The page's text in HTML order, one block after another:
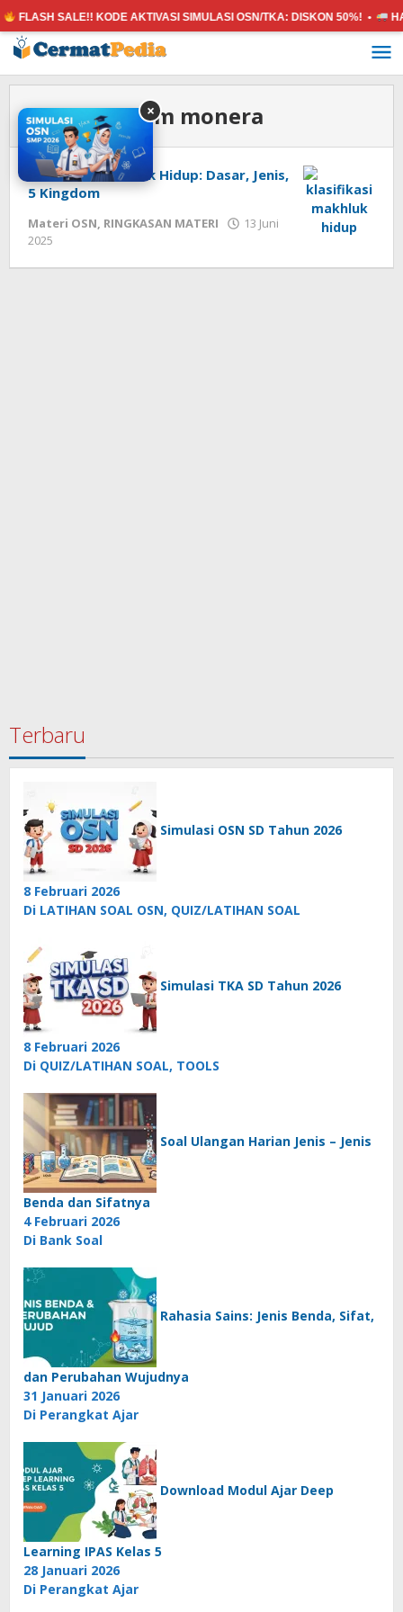
Lewati
ke
konten
FLASH SALE!! KODE AKTIVASI SIMULASI OSN/TKA:DISKON 50%! •
Tag:kingdom monera
Klasifikasi Makhluk Hidup: Dasar, Jenis,
5 Kingdom
Materi OSN, RINGKASAN MATERI
13 Juni
2025
Terbaru
Simulasi OSN SD Tahun 2026
8 Februari 2026
Di LATIHAN SOAL OSN, QUIZ/LATIHAN SOAL
Simulasi TKA SD Tahun 2026
8 Februari 2026
Di QUIZ/LATIHAN SOAL, TOOLS
Soal Ulangan Harian Jenis – Jenis
Benda dan Sifatnya
4 Februari 2026
Di Bank Soal
Rahasia Sains: Jenis Benda, Sifat,
dan Perubahan Wujudnya
31 Januari 2026
Di Perangkat Ajar
Download Modul Ajar Deep
Learning IPAS Kelas 5
28 Januari 2026
Di Perangkat Ajar
×